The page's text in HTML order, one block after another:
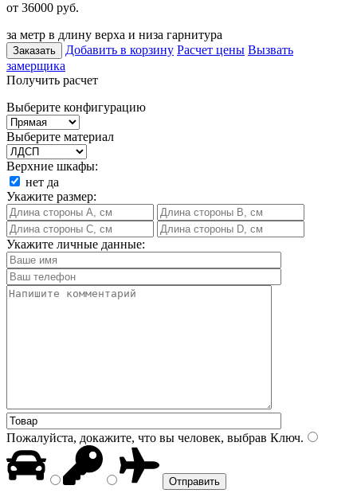
от 36000 руб.
за метр в длину верха и низа гарнитура
Заказать Добавить в корзину Расчет цены Вызвать
замерщика
Получить расчет
Выберите конфигурацию
Выберите материал
Верхние шкафы:
нет да
Укажите размер:
Укажите личные данные:
Пожалуйста, докажите, что вы человек, выбрав Ключ.